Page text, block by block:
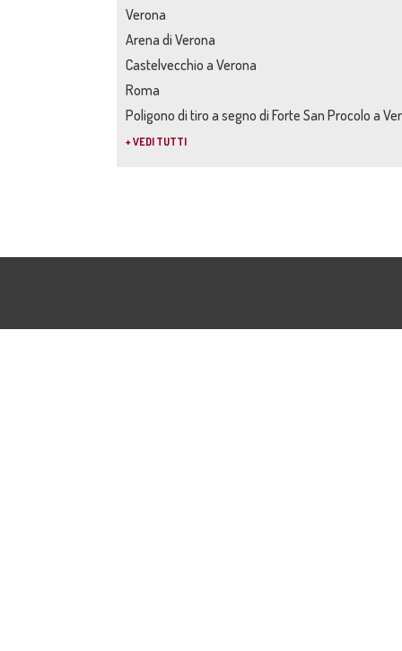
Verona
Arena di Verona
Castelvecchio a Verona
Roma
Poligono di tiro a segno di Forte San Procolo a
+ VEDI TUTTI